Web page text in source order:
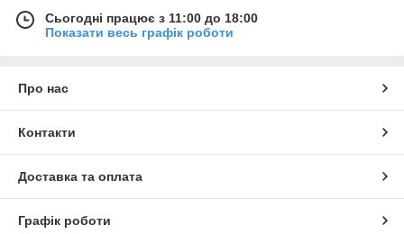
Сьогодні працює з 11:00 до 18:00
Показати весь графік роботи
Про нас
Контакти
Доставка та оплата
Графік роботи